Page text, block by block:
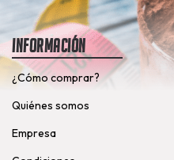
Información
¿Cómo comprar?
Quiénes somos
Empresa